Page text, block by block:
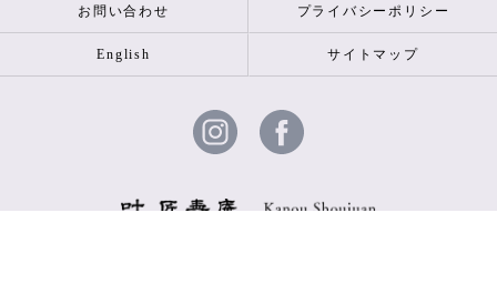
お問い合わせ プライバシーポリシー
English サイトマップ